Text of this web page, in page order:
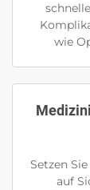
wie
Setzen
auf